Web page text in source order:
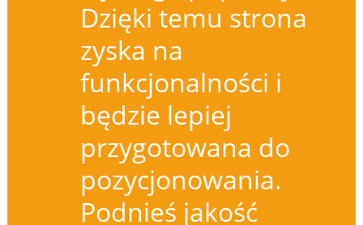
Dzięki temu strona
zyska na
funkcjonalności i
będzie lepiej
przygotowana do
pozycjonowania.
Podnieś jakość